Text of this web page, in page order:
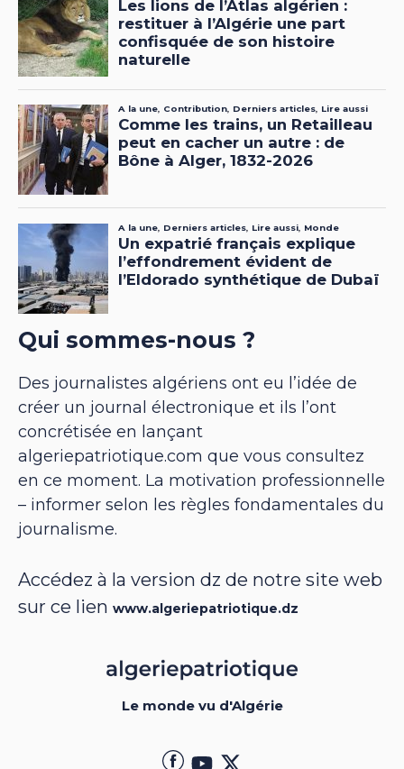
Qui sommes-nous ?
Des journalistes algériens ont eu l’idée de
créer un journal électronique et ils l’ont
concrétisée en lançant
algeriepatriotique.com que vous consultez
en ce moment. La motivation professionnelle
– informer selon les règles fondamentales du
journalisme.
Accédez à la version dz de notre site web
sur ce lien www.algeriepatriotique.dz
Le monde vu d'Algérie